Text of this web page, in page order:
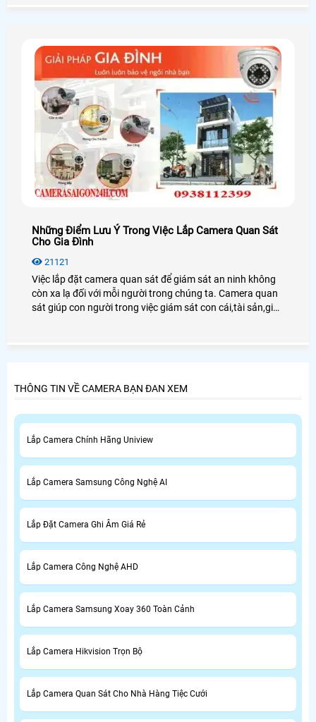
Những Điểm Lưu Ý Trong Việc Lắp Camera Quan Sát
Cho Gia Đình
21121
Việc lắp đặt camera quan sát để giám sát an ninh không
còn xa lạ đối với mỗi người trong chúng ta. Camera quan
sát giúp con người trong việc giám sát con cái,tài sản,giúp
THÔNG TIN VỀ CAMERA BẠN ĐAN XEM
Lắp Camera Chính Hãng Uniview
Lắp Camera Samsung Công Nghệ AI
Lắp Đặt Camera Ghi Âm Giá Rẻ
Lắp Camera Công Nghệ AHD
Lắp Camera Samsung Xoay 360 Toàn Cảnh
Lắp Camera Hikvision Trọn Bộ
Lắp Camera Quan Sát Cho Nhà Hàng Tiệc Cưới